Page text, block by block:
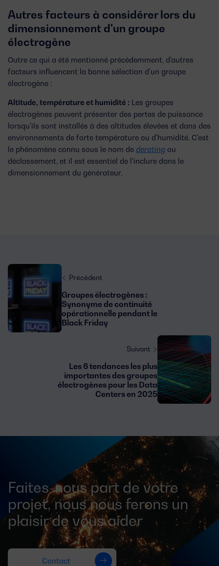
Autres facteurs à considérer lors du
dimensionnement d'un groupe
électrogène
Outre ce qui a été mentionné précédemment, d'autres
facteurs influencent la bonne sélection d'un groupe
électrogène :
Altitude, température et humidité : Les groupes
électrogènes peuvent présenter des pertes de puissance
lorsqu'ils sont installés à des altitudes élevées et dans des
environnements de forte température ou d'humidité. C'est
le phénomène connu sous le nom de derating ou
déclassement, et il est essentiel de l'inclure dans le
dimensionnement du générateur.
Précédent
Groupes électrogènes :
Synonyme de continuité
opérationnelle pendant le
Black Friday
Suivant
Les 6 tendances les plus
importantes des groupes
électrogènes pour les Data
Centers en 2025
Faites-nous part de votre
projet, nous nous ferons un
plaisir de vous aider
Contact